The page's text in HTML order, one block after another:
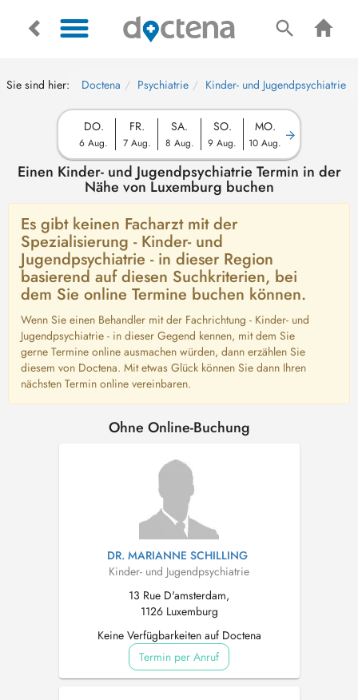
Sie sind hier: Doctena Psychiatrie Kinder- und Jugendpsychiatrie
DO.
6 Aug.
FR.
7 Aug.
SA.
8 Aug.
SO.
9 Aug.
MO.
10 Aug.
Einen Kinder- und Jugendpsychiatrie Termin in der
Nähe von Luxemburg buchen
Es gibt keinen Facharzt mit der
Spezialisierung - Kinder- und
Jugendpsychiatrie - in dieser Region
basierend auf diesen Suchkriterien, bei
dem Sie online Termine buchen können.
Wenn Sie einen Behandler mit der Fachrichtung - Kinder- und
Jugendpsychiatrie - in dieser Gegend kennen, mit dem Sie
gerne Termine online ausmachen würden, dann erzählen Sie
diesem von Doctena. Mit etwas Glück können Sie dann Ihren
nächsten Termin online vereinbaren.
Ohne Online-Buchung
DR. MARIANNE SCHILLING
Kinder- und Jugendpsychiatrie
13 Rue D'amsterdam,
1126 Luxemburg
Keine Verfügbarkeiten auf Doctena
Termin per Anruf